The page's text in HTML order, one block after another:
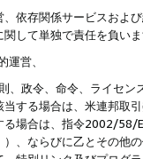
依存関係サービスおよ
して単独で責任を負い
運営、
、政令、命令、ライセ
する場合は、米連邦取
場合は、指令2002/58/
、ならびに乙とその他